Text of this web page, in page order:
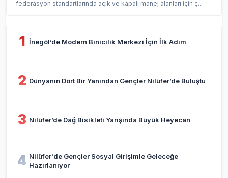
federasyon standartlarında açık ve kapalı manej alanları için ç...
1 İnegöl’de Modern Binicilik Merkezi İçin İlk Adım
2 Dünyanın Dört Bir Yanından Gençler Nilüfer’de Buluştu
3 Nilüfer’de Dağ Bisikleti Yarışında Büyük Heyecan
4 Nilüfer'de Gençler Sosyal Girişimle Geleceğe
Hazırlanıyor